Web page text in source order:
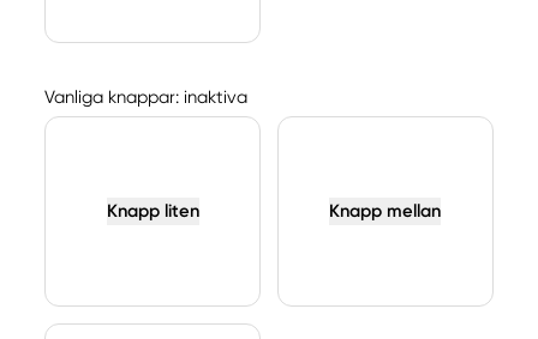
Vanliga knappar: inaktiva
Knapp liten Knapp mellan